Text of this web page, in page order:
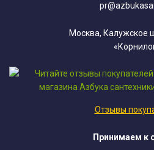
Москва, Калужское
Отзывы
Принимаем к